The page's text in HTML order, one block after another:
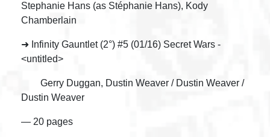
Stephanie Hans (as Stéphanie Hans), Kody
Chamberlain
➜ Infinity Gauntlet (2°) #5 (01/16) Secret Wars -
<untitled>
Gerry Duggan, Dustin Weaver / Dustin Weaver /
Dustin Weaver
— 20 pages